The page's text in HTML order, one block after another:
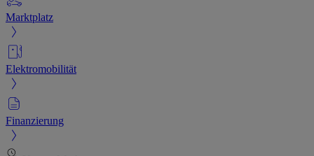
Marktplatz
Elektromobilität
Finanzierung